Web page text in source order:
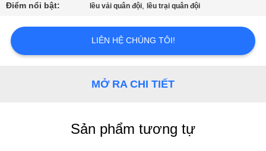
KIỂM
SOÁT
Điểm nổi bật: lều vải quân đội, lều trại quân đội
LIÊN HỆ CHÚNG TÔI!
MỞ RA CHI TIẾT
Sản phẩm tương tự